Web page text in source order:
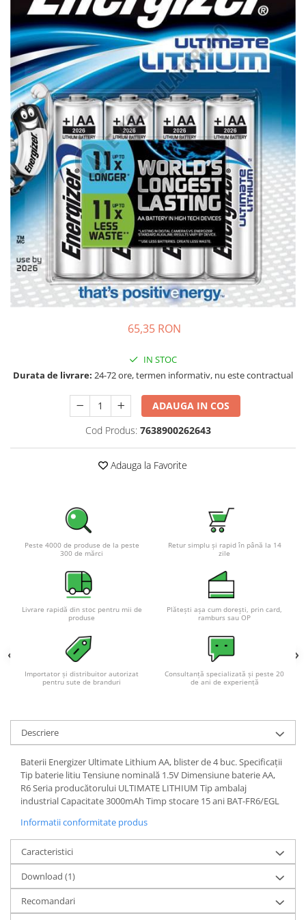
Incarcatoare acumulatori
Panouri fotovoltaice si accesorii
Panouri fotovoltaice
Sisteme prindere panouri
fotovoltaice
Accesorii
Invertoare
Invertoare Hibrid
Invertoare On-grid
Invertoare Off-grid
Controlere solare
MPPT
PWM
Convertoare de tensiune
Sisteme de stocare energie
LiFePO4
Sisteme fotovoltaice complete
Sisteme fotovoltaice de putere
mica (rulota/caravan/case de
Sisteme fotovoltaice profesionale
Pachete sisteme fotovoltaice
Cabluri de incarcare vehicule
Prize de incarcare vehicule
Turbine eoliene pentru casă
Acumulatori VRLA AGM/GEL /
Baterii si acumulatori gel si VRLA
Baterii si acumulatori AGM VRLA
Acumulatori Moto, ATV
GEL
AGM
Li-Ion
SLA AGM (Sealed Lead Acid)
Tractiune
Marine & Caravan
APC
Pachete acumulatori VRLA
Sisteme de management (BMS)
65,35 RON
IN STOC
Durata de livrare: 24-72 ore, termen informativ, nu este contractual
ADAUGA IN COS
Cod Produs: 7638900262643
Adauga la Favorite
Peste 4000 de produse de la peste
300 de mărci
Retur simplu și rapid în până la 14
zile
Livrare rapidă din stoc pentru mii de
produse
Plătești așa cum dorești, prin card,
ramburs sau OP
Importator și distribuitor autorizat
pentru sute de branduri
Consultanță specializată și peste 20
de ani de experiență
Descriere
Baterii Energizer Ultimate Lithium AA, blister de 4 buc. Specificații
Tip baterie litiu Tensiune nominală 1.5V Dimensiune baterie AA,
R6 Seria producătorului ULTIMATE LITHIUM Tip ambalaj
industrial Capacitate 3000mAh Timp stocare 15 ani BAT-FR6/EGL
Informatii conformitate produs
Caracteristici
Download (1)
Recomandari